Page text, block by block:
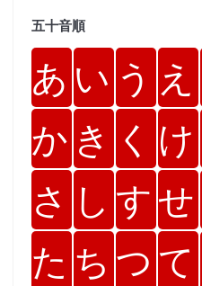
五十音順
あ い う え
か き く け
さ し すせ
た ち つ て